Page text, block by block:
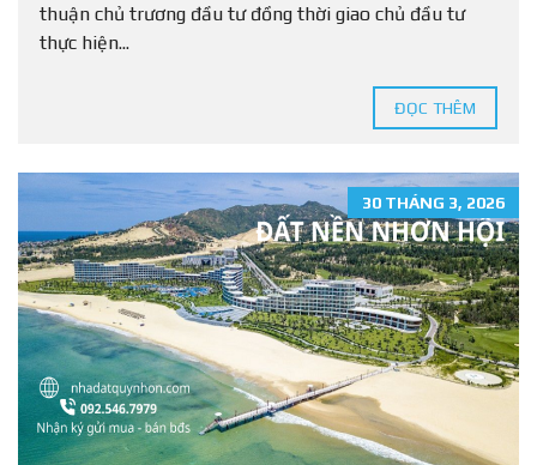
thuận chủ trương đầu tư đồng thời giao chủ đầu tư
thực hiện...
ĐỌC THÊM
30 THÁNG 3, 2026